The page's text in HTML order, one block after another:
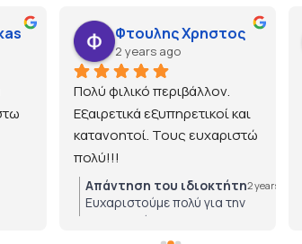
Φτουλης Χρηστος
2 years ago
Πολύ φιλικό περιβάλλον.
Εξαιρετικά εξυπηρετικοί και
κατανοητοί. Τους ευχαριστώ
πολύ!!!
Απάντηση του ιδιοκτήτη2 years ago
Ευχαριστούμε πολύ για την
εμπιστοσύνη!